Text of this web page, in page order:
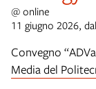
@ online
11 giugno 2026,
Convegno
Media del